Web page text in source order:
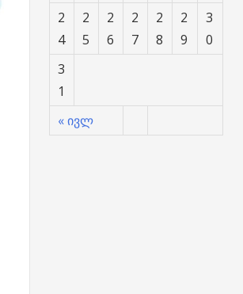
« ივლ
2
4
2
5
2
6
2
7
2
8
2
9
3
0
3
1